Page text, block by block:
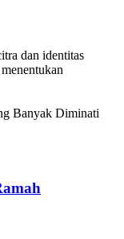
dan identitas